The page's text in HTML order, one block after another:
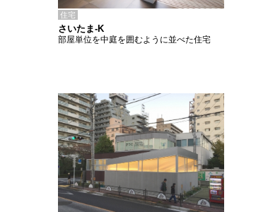
住宅
さいたま-K
部屋単位を中庭を囲むように並べた住宅